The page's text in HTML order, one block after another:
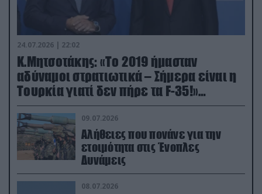
24.07.2026 | 22:02
Κ.Μητσοτάκης: «Το 2019 ήμασταν
αδύναμοι στρατιωτικά – Σήμερα είναι η
Τουρκία γιατί δεν πήρε τα F-35!»
(βίντεο)
09.07.2026
Αλήθειες που πονάνε για την
ετοιμότητα στις Ένοπλες
Δυνάμεις
08.07.2026